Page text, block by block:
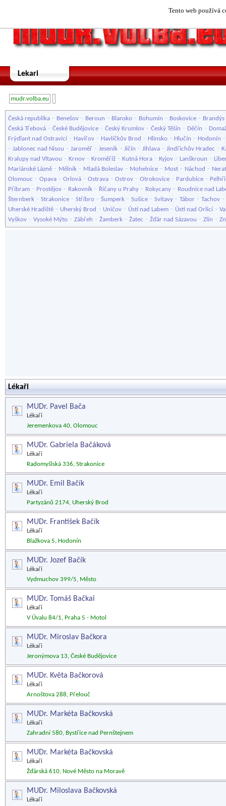
Tento web používá
Lekari
mudr.volba.eu
Česká republika - Benešov - Beroun - Blansko - Bohumín - Boskovice - Brandýs
Česká Třebová - České Budějovice - Český Krumlov - Český Těšín - Děčín -
Frýdlant nad Ostravicí - Havířov - Havlíčkův Brod - Hlinsko - Hlučín - Hodonín
- Jablonec nad Nisou - Jaroměř - Jeseník - Jičín - Jihlava - Jindřichův Hradec -
Kralupy nad Vltavou - Krnov - Kroměříž - Kutná Hora - Kyjov - Lanškroun -
Mariánské Lázně - Mělník - Mladá Boleslav - Mohelnice - Most - Náchod -
Olomouc - Opava - Orlová - Ostrava - Ostrov - Otrokovice - Pardubice -
Příbram - Prostějov - Rakovník - Říčany u Prahy - Rokycany - Roudnice nad
Šternberk - Strakonice - Stříbro - Šumperk - Sušice - Svitavy - Tábor - Tachov -
Uherské Hradiště - Uherský Brod - Uničov - Ústí nad Labem - Ústí nad Orlicí -
Vyškov - Vysoké Mýto - Zábřeh - Žamberk - Žatec - Žďár nad Sázavou - Zlín -
Lékaři
MUDr. Pavel Bača
Lékaři
Jeremenkova 40, Olomouc
MUDr. Gabriela Bačáková
Lékaři
Radomyšlská 336, Strakonice
MUDr. Emil Bačík
Lékaři
Partyzánů 2174, Uherský Brod
MUDr. František Bačík
Lékaři
Blažkova 5, Hodonín
MUDr. Jozef Bačík
Lékaři
Vydmuchov 399/5, Město
MUDr. Tomáš Bačkai
Lékaři
V Úvalu 84/1, Praha 5 - Motol
MUDr. Miroslav Bačkora
Lékaři
Jeronýmova 13, České Budějovice
MUDr. Květa Bačkorová
Lékaři
Arnoštova 288, Přelouč
MUDr. Markéta Bačkovská
Lékaři
Zahradní 580, Bystřice nad Pernštejnem
MUDr. Markéta Bačkovská
Lékaři
Žďárská 610, Nové Město na Moravě
MUDr. Miloslava Bačkovská
Lékaři